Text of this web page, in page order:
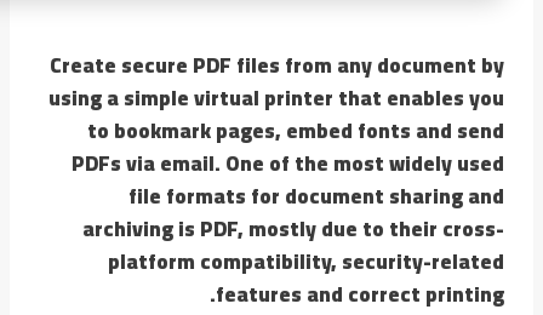
Create secure PDF files from any document by
using a simple virtual printer that enables you
to bookmark pages, embed fonts and send
PDFs via email. One of the most widely used
file formats for document sharing and
archiving is PDF, mostly due to their cross-
platform compatibility, security-related
features and correct printing.